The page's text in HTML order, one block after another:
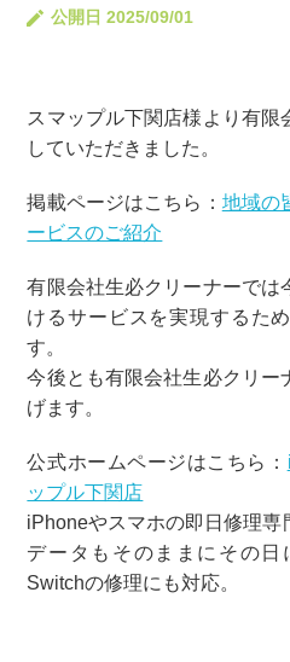
公開日 2025/09/01
スマップル下関店様より有限
していただきました。
掲載ページはこちら： 地域の
ービスのご紹介
有限会社生必クリーナーでは
けるサービスを実現するた
す。
今後とも有限会社生必クリー
げます。
公式ホームページはこちら：
ップル下関店
iPhoneやスマホの即日修理専
データもそのままにその
Switchの修理にも対応。